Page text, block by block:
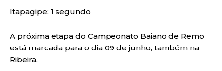
Itapagipe: 1 segundo
A próxima etapa do Campeonato Baiano de Remo
está marcada para o dia 09 de junho, também na
Ribeira.